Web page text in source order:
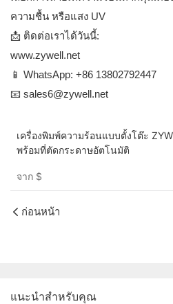
ความชื้น หรือแสง UV
📩 ติดต่อเราได้วันนี้:
www.zywell.net
📱 WhatsApp: +86 13802792447
📧 sales6@zywell.net
เครื่องพิมพ์ความร้อนแบบตั้งโต๊ะ
พร้อมที่ตัดกระดาษอัตโนมัติ
จาก $
ก่อนหน้า
แนะนำสำหรับคุณ